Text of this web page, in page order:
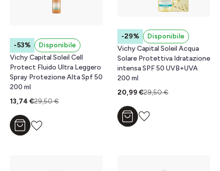
-53%
Disponibile
Vichy Capital Soleil Cell
Protect Fluido Ultra Leggero
Spray Protezione Alta Spf 50
200 ml
13,74 €29,50 €
Aggiungi al carrello
-29%
Disponibile
Vichy Capital Soleil Acqua
Solare Protettiva Idratazione
intensa SPF 50 UVB+UVA
200 ml
20,99 €29,50 €
Aggiungi al carrello